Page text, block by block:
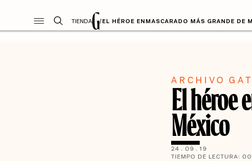
TIENDA /EL HÉROE ENMASCARADO MÁS GRANDE DE
ARCHIVO
El héroe
México
24 . 09 . 19
TIEMPO DE LECTURA: 00